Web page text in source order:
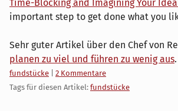
Time-Blocking and Imagining Your
important step to get done what you
Sehr guter Artikel über den Chef von
planen zu viel und führen zu wenig aus.
Kategorien:
fundstücke
2 Kommentare
Tags für diesen Artikel: fundstücke